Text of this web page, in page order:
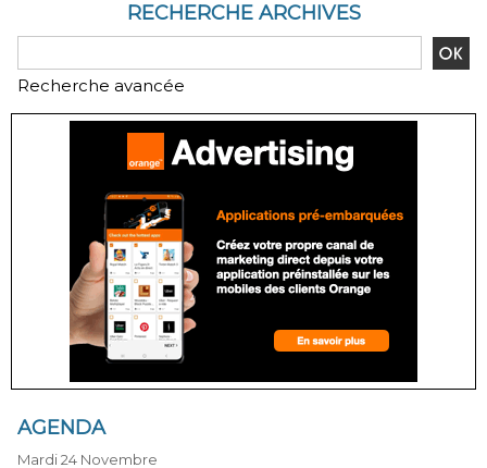
RECHERCHE ARCHIVES
Recherche avancée
AGENDA
Mardi 24 Novembre